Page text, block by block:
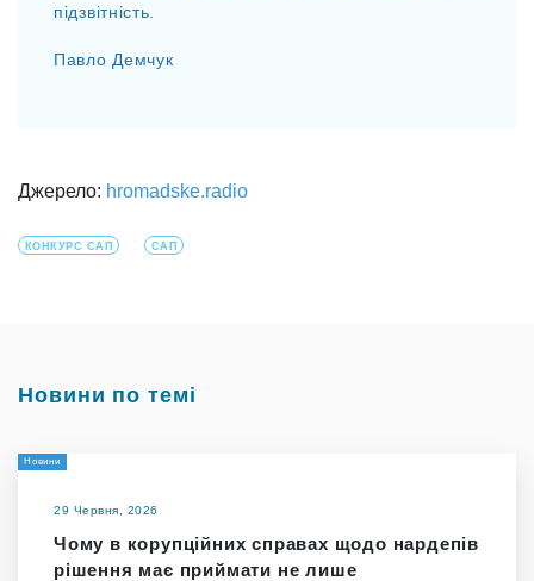
підзвітність.
Павло Демчук
Джерело: hromadske.radio
КОНКУРС САП САП
Новини по темі
Новини
29 Червня, 2026
Чому в корупційних справах щодо нардепів
рішення має приймати не лише